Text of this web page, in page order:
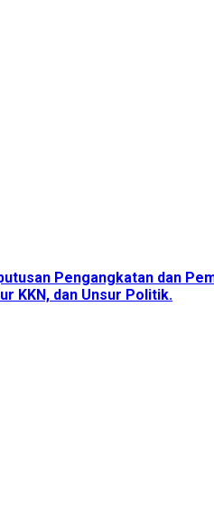
Pengangkatan dan
KKN, dan Unsur Politik.